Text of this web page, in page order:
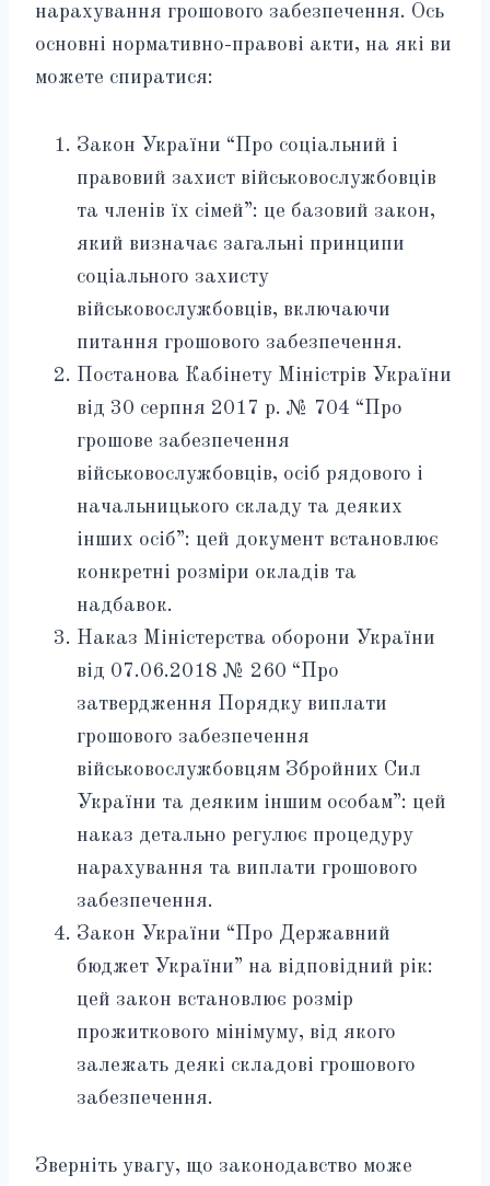
нарахування грошового забезпечення. Ось
основні нормативно-правові акти, на які ви
можете спиратися:
Закон України “Про соціальний і
правовий захист військовослужбовців
та членів їх сімей”: це базовий закон,
який визначає загальні принципи
соціального захисту
військовослужбовців, включаючи
питання грошового забезпечення.
Постанова Кабінету Міністрів України
від 30 серпня 2017 р. № 704 “Про
грошове забезпечення
військовослужбовців, осіб рядового і
начальницького складу та деяких
інших осіб”: цей документ встановлює
конкретні розміри окладів та
надбавок.
Наказ Міністерства оборони України
від 07.06.2018 № 260 “Про
затвердження Порядку виплати
грошового забезпечення
військовослужбовцям Збройних Сил
України та деяким іншим особам”: цей
наказ детально регулює процедуру
нарахування та виплати грошового
забезпечення.
Закон України “Про Державний
бюджет України” на відповідний рік:
цей закон встановлює розмір
прожиткового мінімуму, від якого
залежать деякі складові грошового
забезпечення.
Зверніть увагу, що законодавство може